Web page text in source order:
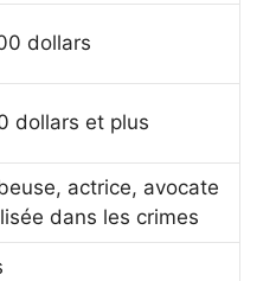
dollars
dollars et plus
actrice, avocate
dans les crimes